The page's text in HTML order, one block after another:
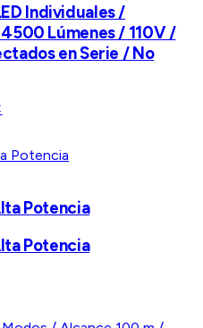
Individuales /
Lúmenes / 110V /
en Serie / No
Potencia
Potencia